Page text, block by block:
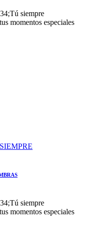
siempre
momentos especiales
siempre
momentos especiales